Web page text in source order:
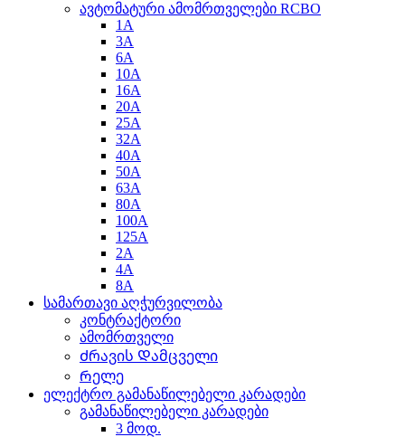
ავტომატური ამომრთველები RCBO
1A
3A
6A
10A
16A
20A
25A
32A
40A
50A
63A
80A
100A
125A
2A
4A
8A
სამართავი აღჭურვილობა
კონტრაქტორი
ამომრთველი
Ძრავის Დამცველი
Რელე
ელექტრო გამანაწილებელი კარადები
გამანაწილებელი კარადები
3 მოდ.